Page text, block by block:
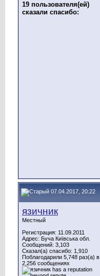
19 пользователя(ей)
сказали cпасибо:
07.04.2017, 20:22
язичник
Местный
Регистрация: 11.09.2011
Адрес: Буча Київська обл.
Сообщений: 3,103
Сказал(а) спасибо: 1,910
Поблагодарили 5,748 раз(а) в
2,256 сообщениях